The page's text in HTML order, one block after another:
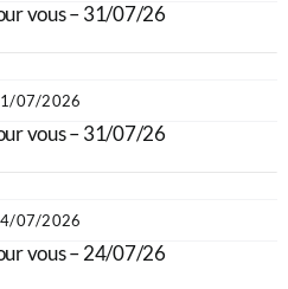
vous – 31/07/26
07/2026
vous – 31/07/26
07/2026
vous – 24/07/26